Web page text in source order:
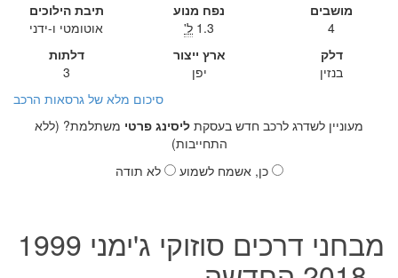
מושבים
4
נפח מנוע
1.3 ל'
תיבת הילוכים
אוטומטי ו-ידני
דלק
בנזין
ארץ ייצור
יפן
דלתות
3
סיכום מלא של גרסאות הרכב
מעוניין לשדרג לרכב חדש בעסקת ליסינג פרטי משתלמת? (ללא
התחייבות)
כן, אשמח לשמוע
לא תודה
מבחני דרכים סוזוקי ג'ימני 1999